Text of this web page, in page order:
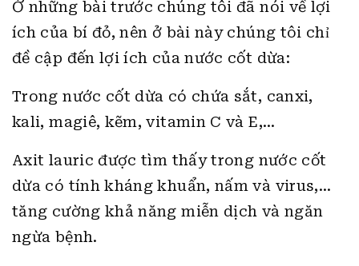
Ở những bài trước chúng tôi đã nói về lợi
ích của bí đỏ, nên ở bài này chúng tôi chỉ
đề cập đến lợi ích của nước cốt dừa:
Trong nước cốt dừa có chứa sắt, canxi,
kali, magiê, kẽm, vitamin C và E,…
Axit lauric được tìm thấy trong nước cốt
dừa có tính kháng khuẩn, nấm và virus,…
tăng cường khả năng miễn dịch và ngăn
ngừa bệnh.